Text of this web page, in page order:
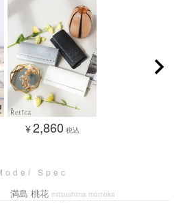
¥2,860 税込
満島 桃花 mitsushima momoka